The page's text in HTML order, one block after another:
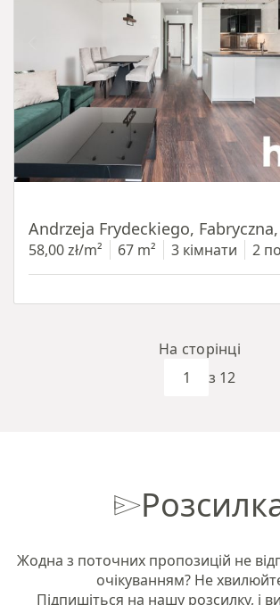
Andrzeja Frydeckiego,
58,00 zł/m² 67 m² 3 кімнати 2
з 12
На сторінці
Жодна з поточних пропозицій не
очікуванням? Не
Підпишіться на нашу розсилку, і